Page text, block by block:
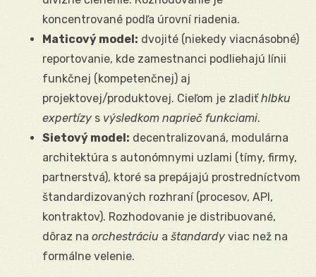
koncentrované podľa úrovní riadenia.
Maticový model: dvojité (niekedy viacnásobné)
reportovanie, kde zamestnanci podliehajú línii
funkčnej (kompetenčnej) aj
projektovej/produktovej. Cieľom je zladiťhlbku
expertízy s výsledkom naprieč funkciami.
Sietový model: decentralizovaná, modulárna
architektúra s autonómnymi uzlami (tímy, firmy,
partnerstvá), ktoré sa prepájajú prostredníctvom
štandardizovaných rozhraní (procesov, API,
kontraktov). Rozhodovanie je distribuované,
dôraz na orchestráciu a štandardy viac než na
formálne velenie.